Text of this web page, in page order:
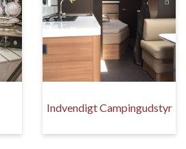
Indvendigt Campingudstyr